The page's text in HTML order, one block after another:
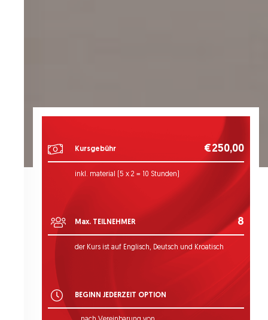
Kursgebühr €250,00
inkl. material (5 x 2 = 10 Stunden)
Max. TEILNEHMER 8
der Kurs ist auf Englisch, Deutsch und Kroatisch
BEGINN JEDERZEIT OPTION